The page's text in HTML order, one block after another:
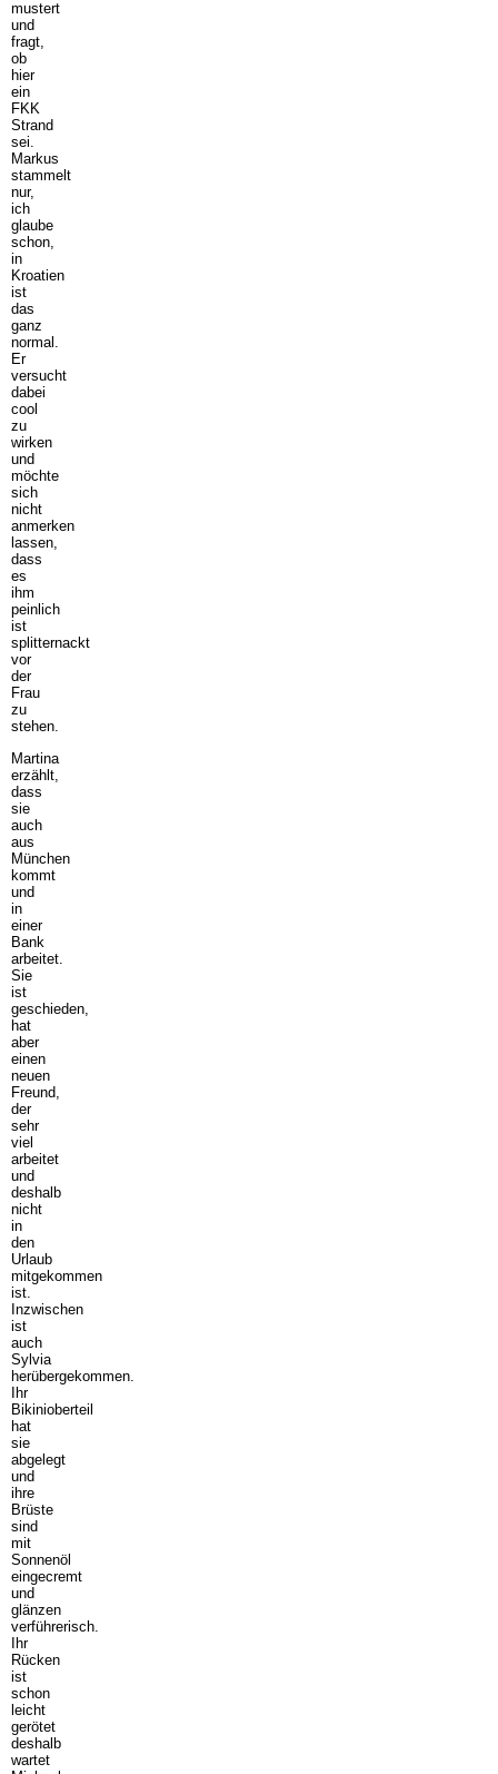
mustert
und
fragt,
ob
hier
ein
FKK
Strand
sei.
Markus
stammelt
nur,
ich
glaube
schon,
in
Kroatien
ist
das
ganz
normal.
Er
versucht
dabei
cool
zu
wirken
und
möchte
sich
nicht
anmerken
lassen,
dass
es
ihm
peinlich
ist
splitternackt
vor
der
Frau
zu
stehen.
Martina
erzählt,
dass
sie
auch
aus
München
kommt
und
in
einer
Bank
arbeitet.
Sie
ist
geschieden,
hat
aber
einen
neuen
Freund,
der
sehr
viel
arbeitet
und
deshalb
nicht
in
den
Urlaub
mitgekommen
ist.
Inzwischen
ist
auch
Sylvia
herübergekommen.
Ihr
Bikinioberteil
hat
sie
abgelegt
und
ihre
Brüste
sind
mit
Sonnenöl
eingecremt
und
glänzen
verführerisch.
Ihr
Rücken
ist
schon
leicht
gerötet
deshalb
wartet